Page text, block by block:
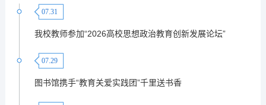
07.31
我校教师参加“2026高校思想政治教育创新发展论坛”
07.29
图书馆携手“教育关爱实践团”千里送书香